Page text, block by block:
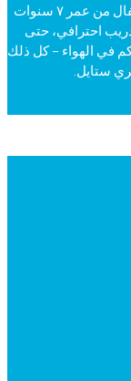
فلايت سكواد هو برنامج الترامبولين المصمم للأطفال من عمر ٧ سنوات
احترافي، حتى
في الهواء – كل ذلك
ستايل.